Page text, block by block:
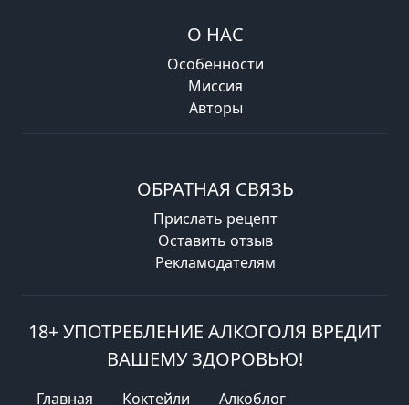
О НАС
Особенности
Миссия
Авторы
ОБРАТНАЯ СВЯЗЬ
Прислать рецепт
Оставить отзыв
Рекламодателям
18+ УПОТРЕБЛЕНИЕ АЛКОГОЛЯ ВРЕДИТ
ВАШЕМУ ЗДОРОВЬЮ!
Главная Коктейли Алкоблог